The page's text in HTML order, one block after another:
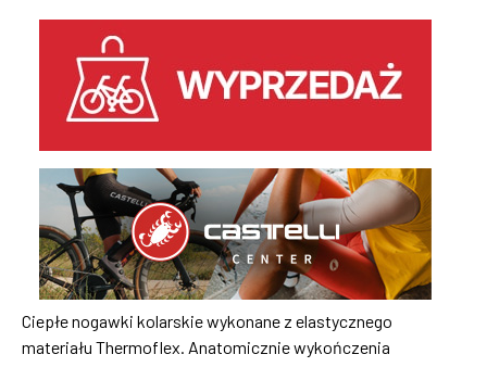
Ciepłe nogawki kolarskie wykonane z elastycznego
materiału Thermoflex. Anatomicznie wykończenia